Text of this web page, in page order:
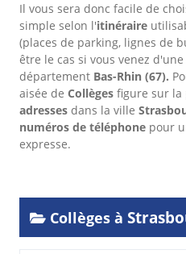
Il vous sera donc facile de
simple selon l'itinéraire
(places de parking, lignes de
être le cas si vous venez
département Bas-Rhin (67).
aisée de Collèges figure sur la
adresses dans la ville
numéros de téléphone pour
expresse.
Collèges à